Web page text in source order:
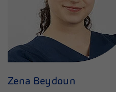
Zena Beydoun